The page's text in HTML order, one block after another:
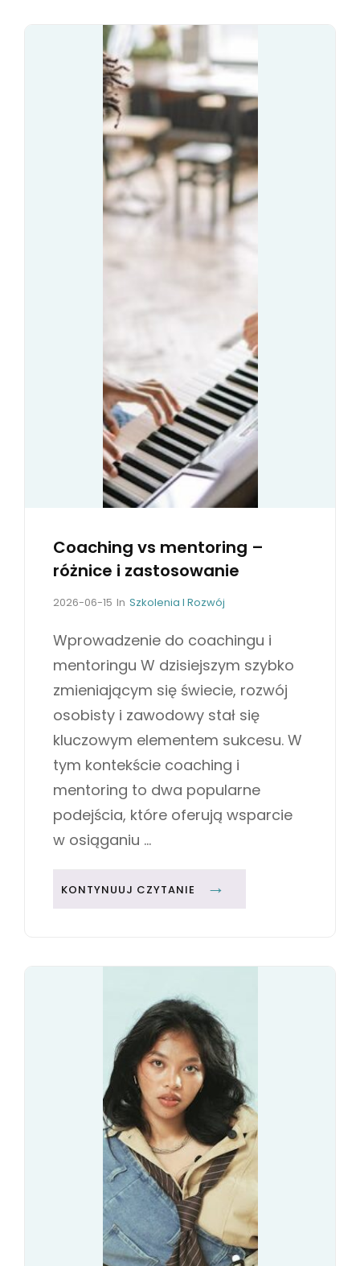
O
E
G
O
N
I
Z
A
W
E
S
T
Y
C
J
W
P
R
Y
S
Z
O
Ś
Ć
Coaching vs mentoring –
różnice i zastosowanie
P
s
e
d
n
2026-06-15 In C
T
G
O
R
I
E
Szkolenia I Rozwój
Wprowadzenie do coachingu i
mentoringu W dzisiejszym szybko
zmieniającym się świecie, rozwój
osobisty i zawodowy stał się
kluczowym elementem sukcesu. W
tym kontekście coaching i
mentoring to dwa popularne
podejścia, które oferują wsparcie
w osiąganiu …
KONTYNUUJ CZYTANIE
O
I
N
G
V
S
N
T
O
R
I
N